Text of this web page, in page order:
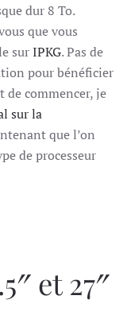
dur 8 To.
que vous
surIPKG. Pas de
pour bénéficier
de commencer, je
sur la
que l’on
de processeur
et 27″